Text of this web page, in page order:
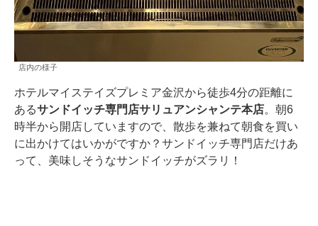
店内の様子
ホテルマイステイズプレミア金沢から徒歩4分の距離に
あるサンドイッチ専門店サリュアンシャンテ本店。朝6
時半から開店していますので、散歩を兼ねて朝食を買い
に出かけてはいかがですか？サンドイッチ専門店だけあ
って、美味しそうなサンドイッチがズラリ！